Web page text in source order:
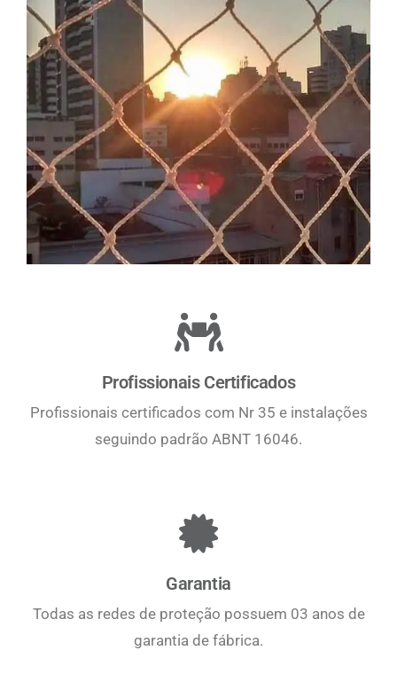
Profissionais Certificados
Profissionais certificados com Nr 35 e instalações
seguindo padrão ABNT 16046.
Garantia
Todas as redes de proteção possuem 03 anos de
garantia de fábrica.